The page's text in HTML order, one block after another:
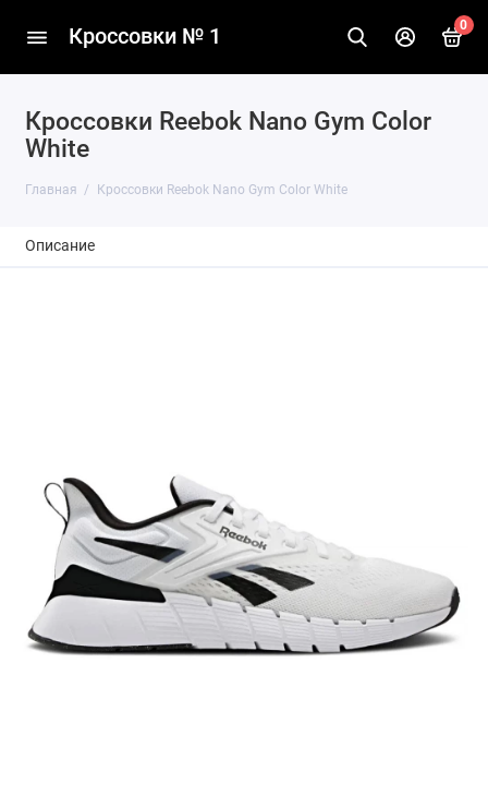
Кроссовки № 1 0
Кроссовки Reebok Nano Gym Color
White
Главная Кроссовки Reebok Nano Gym Color White
Описание